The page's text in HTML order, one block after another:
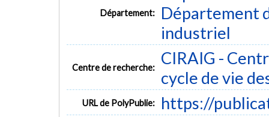
Département:
Département
industriel
Centre de recherche:
CIRAIG -
cycle de vie
URL de PolyPublie: https://